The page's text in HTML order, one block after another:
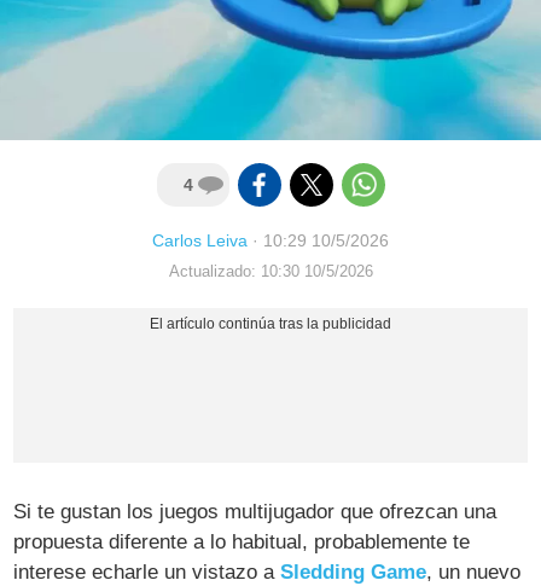
4
Carlos Leiva · 10:29 10/5/2026
Actualizado: 10:30 10/5/2026
Si te gustan los juegos multijugador que ofrezcan una
propuesta diferente a lo habitual, probablemente te
interese echarle un vistazo aSledding Game, un nuevo